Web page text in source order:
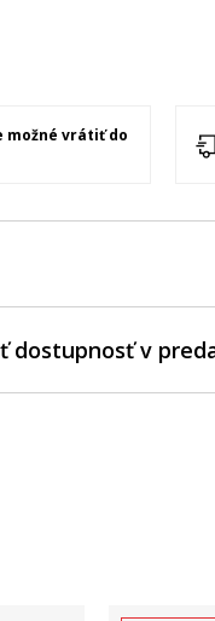
možné vrátiť do
dostupnosť v